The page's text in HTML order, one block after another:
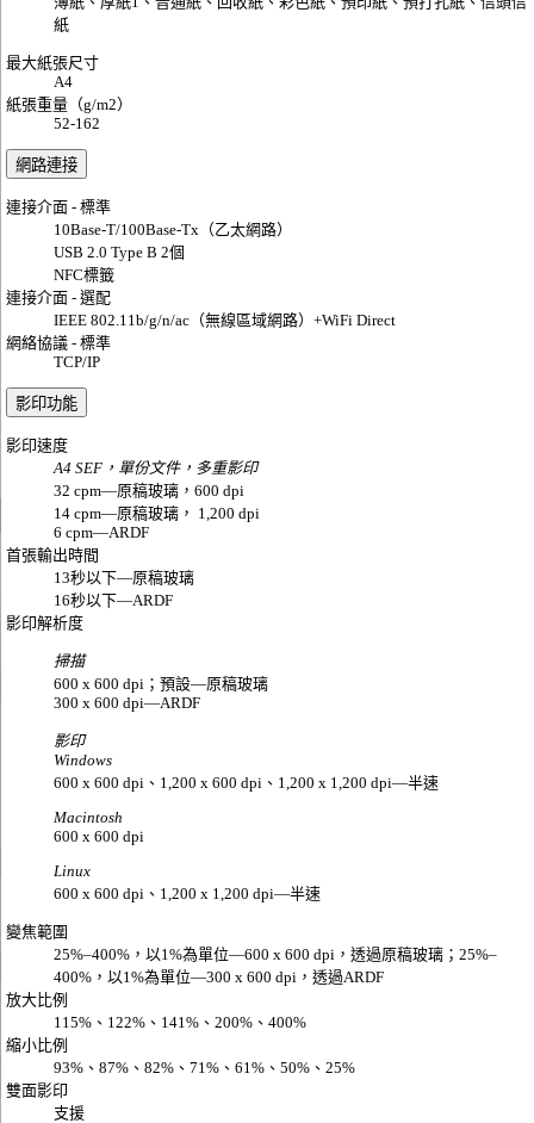
紙
最大紙張尺寸
A4
紙張重量（g/m2）
52-162
網路連接
連接介面 - 標準
10Base-T/100Base-Tx（乙太網路）
USB 2.0 Type B 2個
NFC標籤
連接介面 - 選配
IEEE 802.11b/g/n/ac（無線區域網路）+WiFi Direct
網絡協議 - 標準
TCP/IP
影印功能
影印速度
A4 SEF，單份文件，多重影印
32 cpm—原稿玻璃，600 dpi
14 cpm—原稿玻璃， 1,200 dpi
6 cpm—ARDF
首張輸出時間
13秒以下—原稿玻璃
16秒以下—ARDF
影印解析度
掃描
600 x 600 dpi；預設—原稿玻璃
300 x 600 dpi—ARDF
影印
Windows
600 x 600 dpi、1,200 x 600 dpi、1,200 x 1,200 dpi—半速
Macintosh
600 x 600 dpi
Linux
600 x 600 dpi、1,200 x 1,200 dpi—半速
變焦範圍
25%–400%，以1%為單位—600 x 600 dpi，透過原稿玻璃；25%–
400%，以1%為單位—300 x 600 dpi，透過ARDF
放大比例
115%、122%、141%、200%、400%
縮小比例
93%、87%、82%、71%、61%、50%、25%
雙面影印
支援